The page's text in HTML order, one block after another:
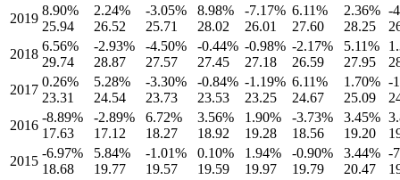
2019
8.90%
25.94
2.24%
26.52
-3.05%
25.71
8.98%
28.02
-7.17%
26.01
6.11%
27.60
2.36%
28.25
-
2018
6.56%
29.74
-2.93%
28.87
-4.50%
27.57
-0.44%
27.45
-0.98%
27.18
-2.17%
26.59
5.11%
27.95
2017
0.26%
23.31
5.28%
24.54
-3.30%
23.73
-0.84%
23.53
-1.19%
23.25
6.11%
24.67
1.70%
25.09
-
2016
-8.89%
17.63
-2.89%
17.12
6.72%
18.27
3.56%
18.92
1.90%
19.28
-3.73%
18.56
3.45%
19.20
2015
-6.97%
18.68
5.84%
19.77
-1.01%
19.57
0.10%
19.59
1.94%
19.97
-0.90%
19.79
3.44%
20.47
-